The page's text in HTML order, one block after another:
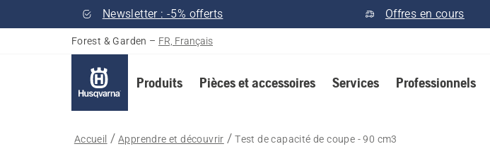
Newsletter : -5% offerts Offres en cours
Forest & Garden – FR, Français
Produits Pièces et accessoires Services Professionnels
Accueil Apprendre et découvrir Test de capacité de coupe - 90 cm3